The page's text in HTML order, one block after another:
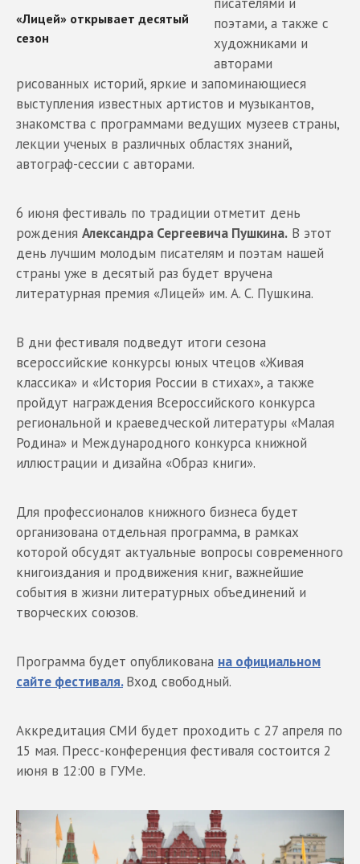
поэтами, а также с
художниками и
авторами
рисованных историй, яркие и запоминающиеся
выступления известных артистов и музыкантов,
знакомства с программами ведущих музеев страны,
лекции ученых в различных областях знаний,
автограф-сессии с авторами.
6 июня фестиваль по традиции отметит день
рождения Александра Сергеевича Пушкина. В этот
день лучшим молодым писателям и поэтам нашей
страны уже в десятый раз будет вручена
литературная премия «Лицей» им. А. С. Пушкина.
В дни фестиваля подведут итоги сезона
всероссийские конкурсы юных чтецов «Живая
классика» и «История России в стихах», а также
пройдут награждения Всероссийского конкурса
региональной и краеведческой литературы «Малая
Родина» и Международного конкурса книжной
иллюстрации и дизайна «Образ книги».
Для профессионалов книжного бизнеса будет
организована отдельная программа, в рамках
которой обсудят актуальные вопросы современного
книгоиздания и продвижения книг, важнейшие
события в жизни литературных объединений и
творческих союзов.
Программа будет опубликована на официальном
сайте фестиваля. Вход свободный.
Аккредитация СМИ будет проходить с 27 апреля по
15 мая. Пресс-конференция фестиваля состоится 2
июня в 12:00 в ГУМе.